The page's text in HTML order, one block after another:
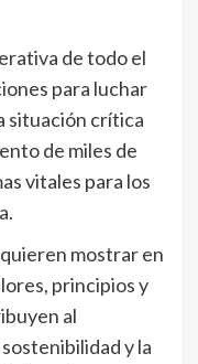
de todo el
para luchar
situación crítica
de miles de
vitales para los
mostrar en
principios y
al
y la